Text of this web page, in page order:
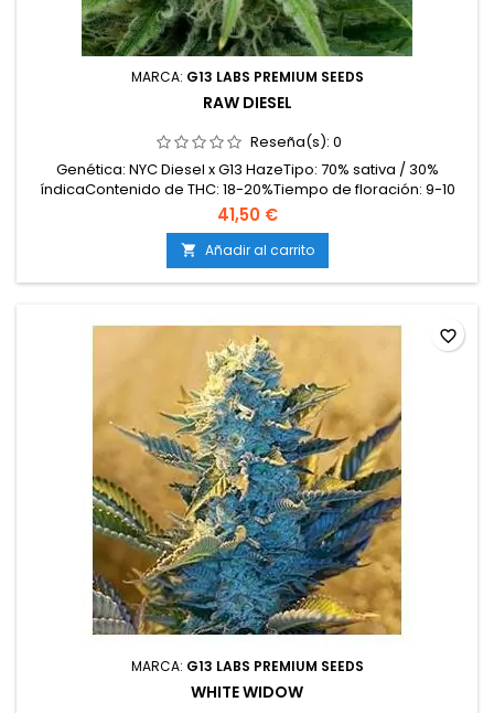
MARCA: G13 LABS PREMIUM SEEDS
RAW DIESEL
Reseña(s): 0
Genética: NYC Diesel x G13 HazeTipo: 70% sativa / 30%
índicaContenido de THC: 18-20%Tiempo de floración: 9-10
semanas en interiorProducción en interior: 450-500
g/m²Producción en exterior: 600-800 g/plantaAltura: 100-130
cm en interior; hasta 250 cm en exteriorAromas y
sabores: Intensos y penetrantes, con notas cítricas, frutales
y...
41,50 €
 Añadir al carrito
MARCA: G13 LABS PREMIUM SEEDS
WHITE WIDOW
favorite_border